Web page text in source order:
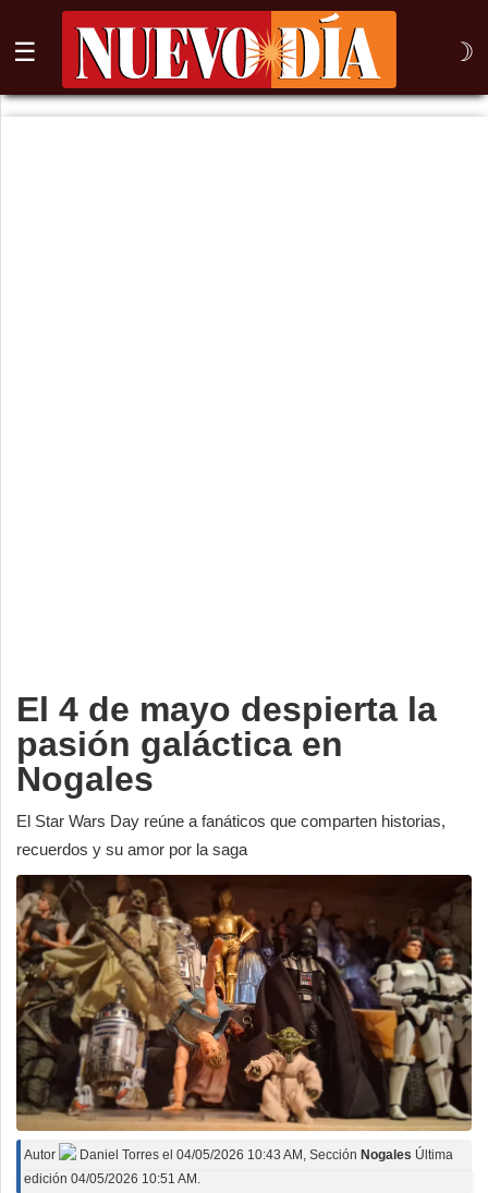
☰ ☽
⌕
El 4 de mayo despierta la
pasión galáctica en
Nogales
El Star Wars Day reúne a fanáticos que comparten historias,
recuerdos y su amor por la saga
Autor Daniel Torres el 04/05/2026 10:43 AM , Sección Nogales Última
edición 04/05/2026 10:51 AM.